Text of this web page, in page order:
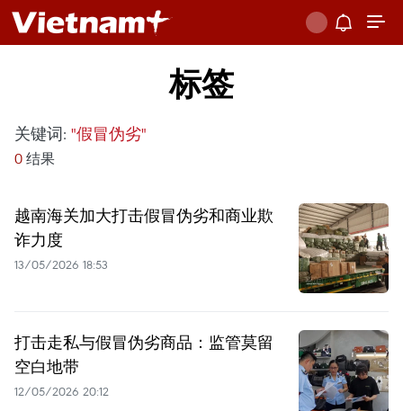
标签
关键词: "假冒伪劣"
0 结果
越南海关加大打击假冒伪劣和商业欺
诈力度
13/05/2026 18:53
打击走私与假冒伪劣商品：监管莫留
空白地带
12/05/2026 20:12